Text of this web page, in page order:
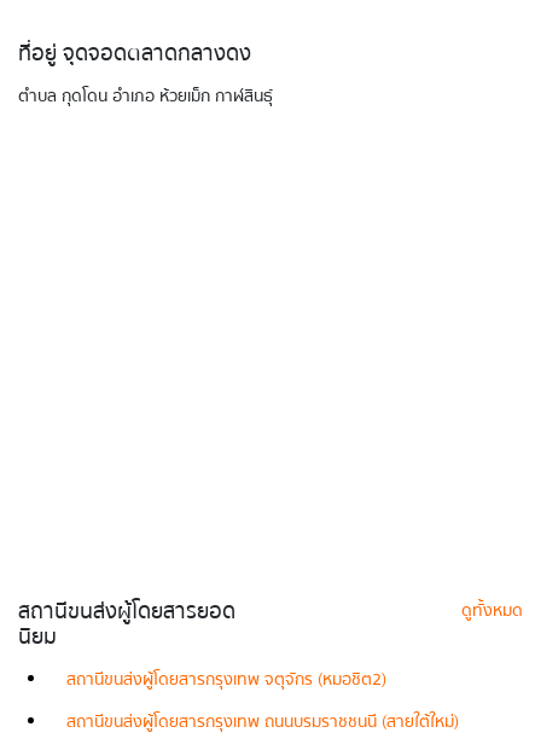
ที่อยู่ จุดจอดตลาดกลางดง
ตำบล กุดโดน อำเภอ ห้วยเม็ก กาฬสินธุ์
สถานีขนส่งผู้โดยสารยอด
นิยม
ดูทั้งหมด
สถานีขนส่งผู้โดยสารกรุงเทพ จตุจักร (หมอชิต2)
สถานีขนส่งผู้โดยสารกรุงเทพ ถนนบรมราชชนนี (สายใต้ใหม่)